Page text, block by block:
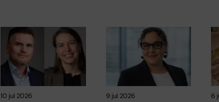
10 jul 2026 9 jul 2026 6